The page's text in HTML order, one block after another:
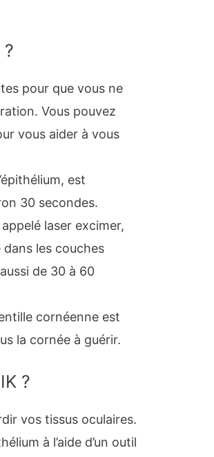
pour que vous ne
Vous pouvez
vous aider à vous
est
30 secondes.
laser excimer,
les couches
de 30 à 60
cornéenne est
la cornée à guérir.
?
vos tissus oculaires.
à l’aide d’un outil